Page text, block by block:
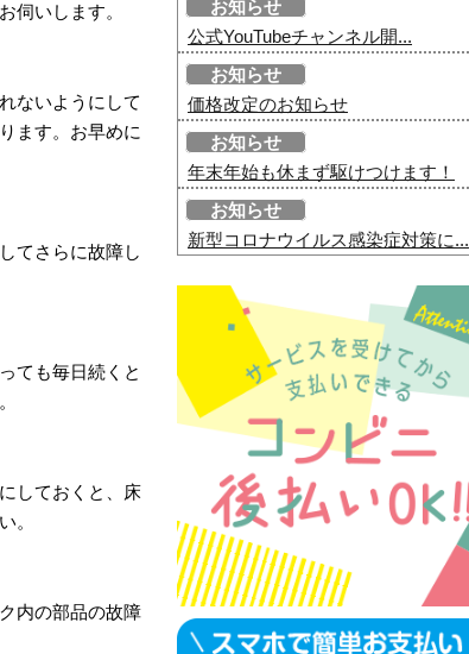
伺いします。
ないようにして
ます。お早めに
てさらに故障し
ても毎日続くと
しておくと、床
。
内の部品の故障
お知らせ
公式YouTubeチャンネル開...
お知らせ
価格改定のお知らせ
お知らせ
年末年始も休まず駆けつけます！
お知らせ
新型コロナウイルス感染症対策に...